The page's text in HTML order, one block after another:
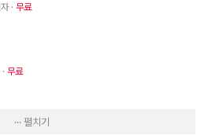
무료
무료
··· 펼치기